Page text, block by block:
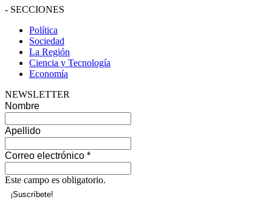
- SECCIONES
Política
Sociedad
La Región
Ciencia y Tecnología
Economía
NEWSLETTER
Nombre
Apellido
Correo electrónico *
Este campo es obligatorio.